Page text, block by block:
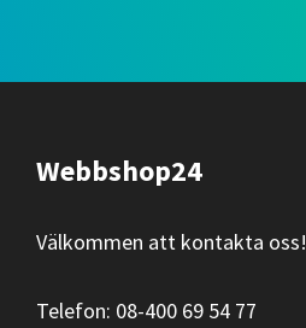
Footer
Webbshop24
Välkommen att kontakta oss!
Telefon: 08-400 69 54 77